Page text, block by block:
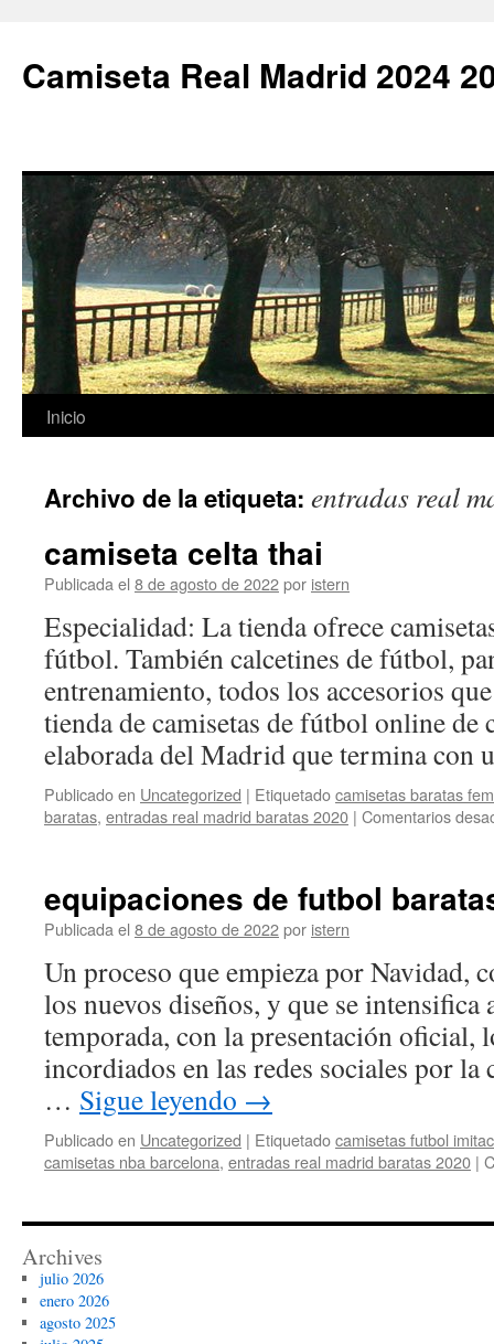
Camiseta Real Madrid 2024
Saltar
contenido
Inicio
Archivo de la etiqueta: entradas real
camiseta celta thai
Publicada el 8 de agosto de 2022por istern
Especialidad: La tienda ofrece
fútbol. También calcetines de fútbol,
entrenamiento, todos los accesorios
tienda de camisetas de fútbol online de
elaborada del Madrid que termina
Publicado en Uncategorized | Etiquetadocamisetas baratas
baratas, entradas real madrid baratas 2020 | Comentarios
equipaciones de futbol
Publicada el 8 de agosto de 2022por istern
Un proceso que empieza por Navidad,
los nuevos diseños, y que se intensifica
temporada, con la presentación oficial,
incordiados en las redes sociales por la
… Sigue leyendo →
Publicado en Uncategorized | Etiquetadocamisetas futbol
camisetas nba barcelona, entradas real madrid baratas 2020 |
Archives
julio 2026
enero 2026
agosto 2025